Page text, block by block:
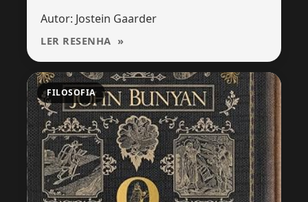
Autor: Jostein Gaarder
LER RESENHA
FILOSOFIA